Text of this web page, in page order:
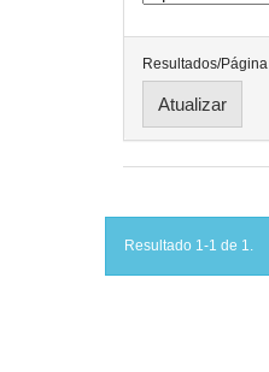
Resultados/Página
Resultado 1-1 de 1.